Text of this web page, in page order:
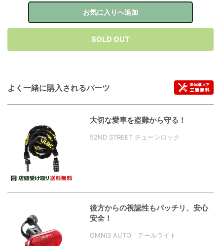
お気に入りへ追加
SOLD OUT
よく一緒に購入されるパーツ
大切な愛車を盗難から守る！
52ND STREET チェーンロック
後方からの視認性もバッチリ、安心
安全！
OMNI3 AUTO テールライト